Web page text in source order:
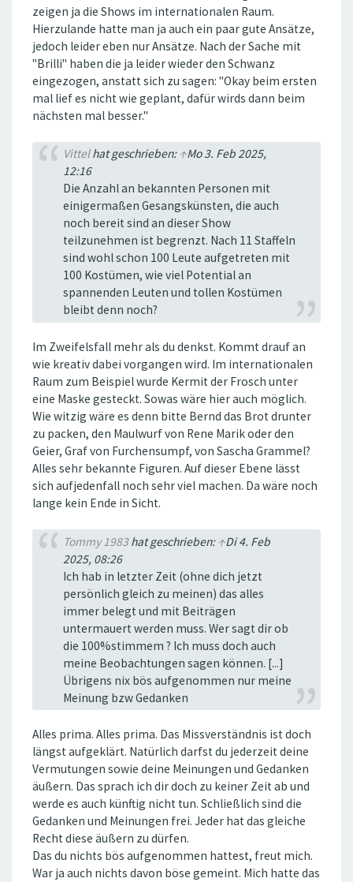
zeigen ja die Shows im internationalen Raum.
Hierzulande hatte man ja auch ein paar gute Ansätze,
jedoch leider eben nur Ansätze. Nach der Sache mit
"Brilli" haben die ja leider wieder den Schwanz
eingezogen, anstatt sich zu sagen: "Okay beim ersten
mal lief es nicht wie geplant, dafür wirds dann beim
nächsten mal besser."
Vittelhat geschrieben: ↑Mo 3. Feb 2025,
12:16
Die Anzahl an bekannten Personen mit
einigermaßen Gesangskünsten, die auch
noch bereit sind an dieser Show
teilzunehmen ist begrenzt. Nach 11 Staffeln
sind wohl schon 100 Leute aufgetreten mit
100 Kostümen, wie viel Potential an
spannenden Leuten und tollen Kostümen
bleibt denn noch?
Im Zweifelsfall mehr als du denkst. Kommt drauf an
wie kreativ dabei vorgangen wird. Im internationalen
Raum zum Beispiel wurde Kermit der Frosch unter
eine Maske gesteckt. Sowas wäre hier auch möglich.
Wie witzig wäre es denn bitte Bernd das Brot drunter
zu packen, den Maulwurf von Rene Marik oder den
Geier, Graf von Furchensumpf, von Sascha Grammel?
Alles sehr bekannte Figuren. Auf dieser Ebene lässt
sich aufjedenfall noch sehr viel machen. Da wäre noch
lange kein Ende in Sicht.
Tommy 1983hat geschrieben: ↑Di 4. Feb
2025, 08:26
Ich hab in letzter Zeit (ohne dich jetzt
persönlich gleich zu meinen) das alles
immer belegt und mit Beiträgen
untermauert werden muss. Wer sagt dir ob
die 100%stimmem ? Ich muss doch auch
meine Beobachtungen sagen können. [...]
Übrigens nix bös aufgenommen nur meine
Meinung bzw Gedanken
Alles prima. Alles prima. Das Missverständnis ist doch
längst aufgeklärt. Natürlich darfst du jederzeit deine
Vermutungen sowie deine Meinungen und Gedanken
äußern. Das sprach ich dir doch zu keiner Zeit ab und
werde es auch künftig nicht tun. Schließlich sind die
Gedanken und Meinungen frei. Jeder hat das gleiche
Recht diese äußern zu dürfen.
Das du nichts bös aufgenommen hattest, freut mich.
War ja auch nichts davon böse gemeint. Mich hatte das